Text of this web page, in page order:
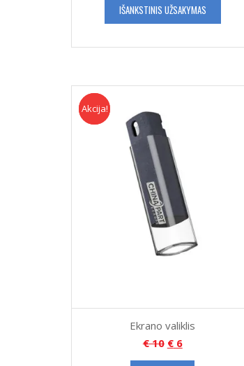
IŠANKSTINIS UŽSAKYMAS
Akcija
Akcija!
Ekrano valiklis
€10 €6